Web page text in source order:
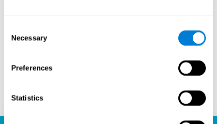
Selection
Necessary
Preferences
Statistics
CogniFit es tu destino ideal para aprender, jugar y crecer.
Juega ajedrez en línea, aprende gratis y observa cómo
tus habilidades alcanzan nuevas alturas. Con CogniFit,
liberando todo el potencial de tu cerebro.